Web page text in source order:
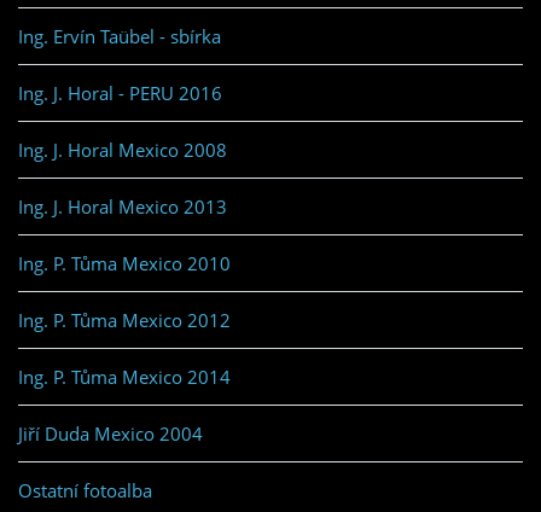
Ing. Ervín Taübel - sbírka
Ing. J. Horal - PERU 2016
Ing. J. Horal Mexico 2008
Ing. J. Horal Mexico 2013
Ing. P. Tůma Mexico 2010
Ing. P. Tůma Mexico 2012
Ing. P. Tůma Mexico 2014
Jiří Duda Mexico 2004
Ostatní fotoalba